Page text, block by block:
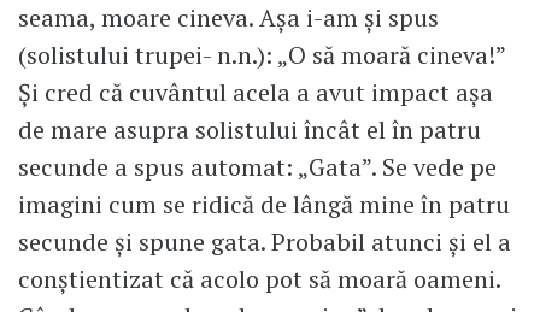
seama, moare cineva. Așa i-am și spus
(solistului trupei- n.n.): „O să moară cineva!”
Și cred că cuvântul acela a avut impact așa
de mare asupra solistului încât el în patru
secunde a spus automat: „Gata”. Se vede pe
imagini cum se ridică de lângă mine în patru
secunde și spune gata. Probabil atunci și el a
conștientizat că acolo pot să moară oameni.